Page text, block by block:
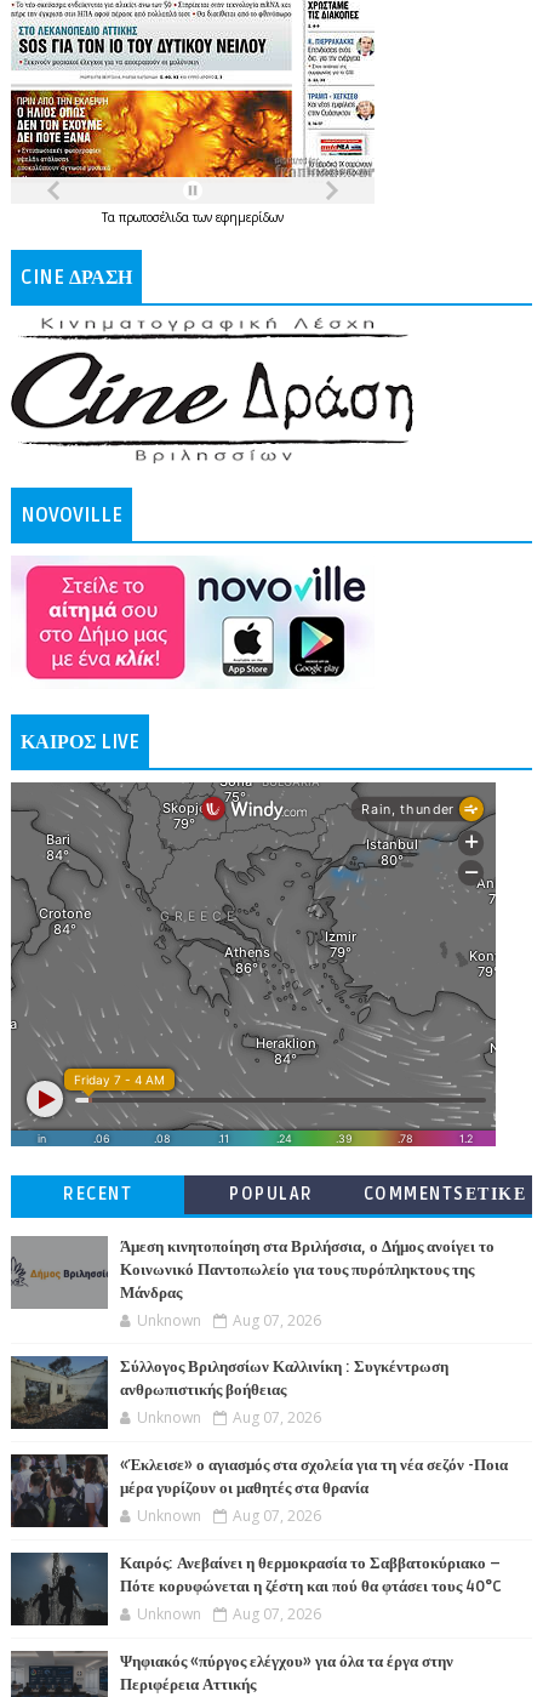
Τα πρωτοσέλιδατων εφημερίδων
CINE ΔΡΑΣΗ
NOVOVILLE
ΚΑΙΡΟΣ LIVE
RECENT POPULAR
COMMENTSΕΤΙΚΕ
Άμεση κινητοποίηση στα Βριλήσσια, ο Δήμος ανοίγει το
Κοινωνικό Παντοπωλείο για τους πυρόπληκτους της
Μάνδρας
Unknown Aug 07, 2026
Σύλλογος Βριλησσίων Καλλινίκη : Συγκέντρωση
ανθρωπιστικής βοήθειας
Unknown Aug 07, 2026
«Έκλεισε» ο αγιασμός στα σχολεία για τη νέα σεζόν -Ποια
μέρα γυρίζουν οι μαθητές στα θρανία
Unknown Aug 07, 2026
Καιρός: Ανεβαίνει η θερμοκρασία το Σαββατοκύριακο –
Πότε κορυφώνεται η ζέστη και πού θα φτάσει τους 40°C
Unknown Aug 07, 2026
Ψηφιακός «πύργος ελέγχου» για όλα τα έργα στην
Περιφέρεια Αττικής